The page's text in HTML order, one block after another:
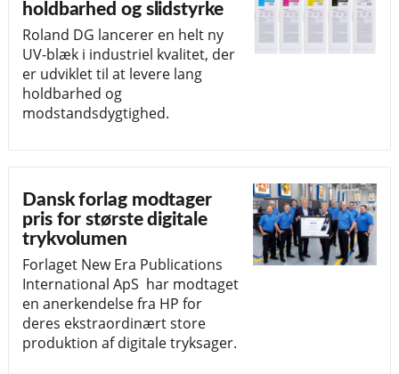
holdbarhed og slidstyrke
Roland DG lancerer en helt ny
UV-blæk i industriel kvalitet, der
er udviklet til at levere lang
holdbarhed og
modstandsdygtighed.
Dansk forlag modtager
pris for største digitale
trykvolumen
Forlaget New Era Publications
International ApS har modtaget
en anerkendelse fra HP for
deres ekstraordinært store
produktion af digitale tryksager.